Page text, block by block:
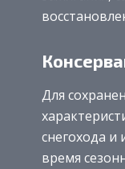
Для
снегохода и
время